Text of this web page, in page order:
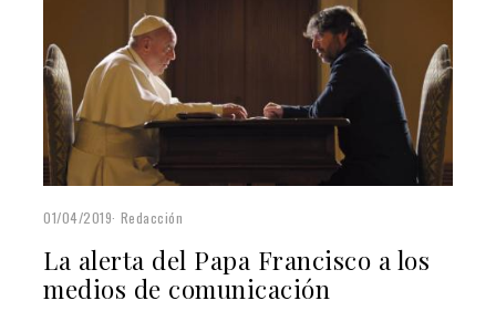
01/04/2019 Redacción
La alerta del Papa Francisco a los
medios de comunicación